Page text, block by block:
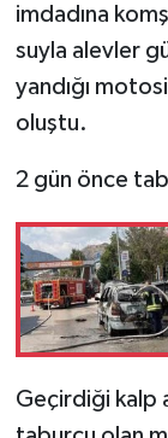
imdadına
suyla alevler
yandığı
oluştu.
2 gün önce
Geçirdiği kalp
MAGAZİN
Otomobil
SİYASET
SPOR
TEKNOLOJİ